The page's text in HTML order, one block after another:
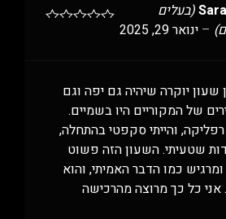
(בעלים
– ינואר 29, 2025
יוקרה שיהיה גם יפה וגם
של המקוריים היו בשמיים.
והייתי סקפטי בהתחלה,
שטעיתי. השעון הזה פשוט
כמו הדבר האמיתי, והוא
כל כך מרוצה מהרכישה